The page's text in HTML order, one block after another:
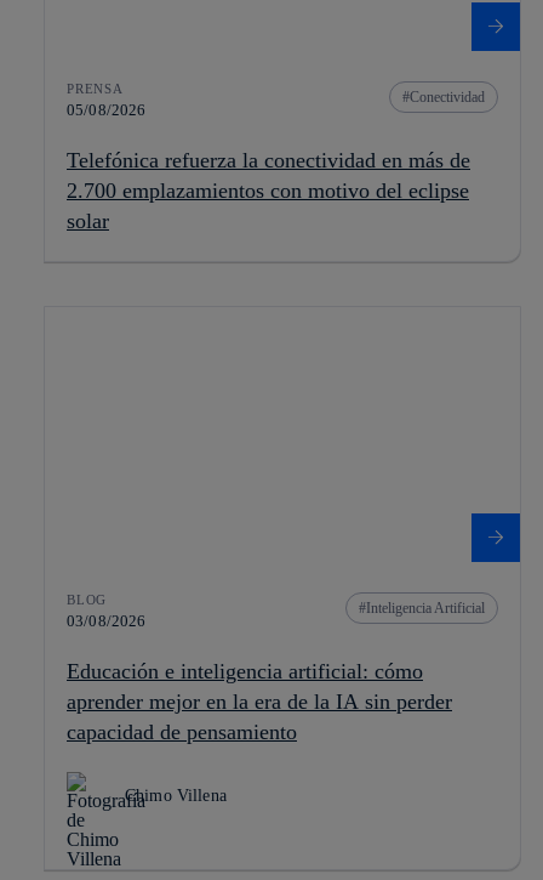
PRENSA
05/08/2026
Conectividad
Telefónica refuerza la conectividad en más de
2.700 emplazamientos con motivo del eclipse
solar
BLOG
03/08/2026
Inteligencia Artificial
Educación e inteligencia artificial: cómo
aprender mejor en la era de la IA sin perder
capacidad de pensamiento
Chimo Villena